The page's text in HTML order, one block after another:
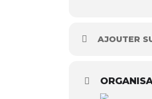
AJOUTER